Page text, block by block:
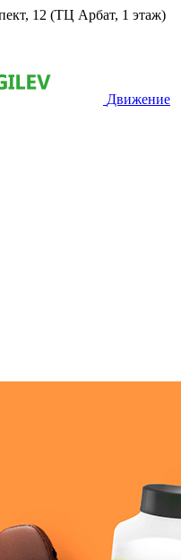
12 (ТЦ Арбат, 1 этаж)
Движение